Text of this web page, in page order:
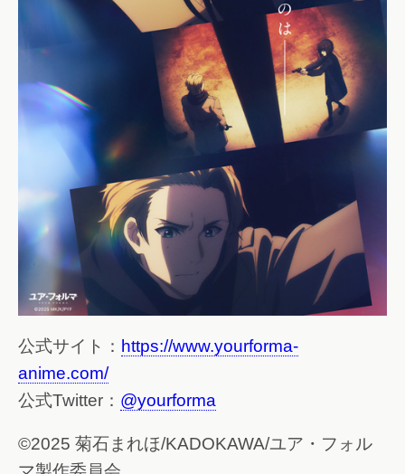
公式サイト： https://www.yourforma-
anime.com/
公式Twitter： @yourforma
©2025 菊石まれほ/KADOKAWA/ユア・フォル